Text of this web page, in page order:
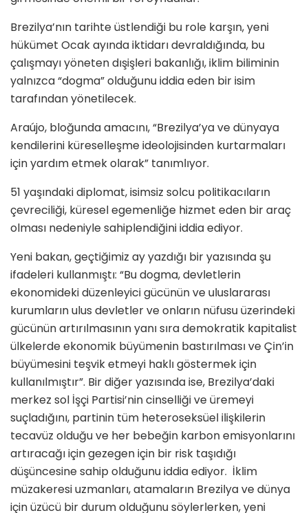
Brezilya’nın tarihte üstlendiği bu role karşın, yeni
hükümet Ocak ayında iktidarı devraldığında, bu
çalışmayı yöneten dışişleri bakanlığı, iklim biliminin
yalnızca “dogma” olduğunu iddia eden bir isim
tarafından yönetilecek.
Araújo, bloğunda amacını, “Brezilya’ya ve dünyaya
kendilerini küreselleşme ideolojisinden kurtarmaları
için yardım etmek olarak” tanımlıyor.
51 yaşındaki diplomat, isimsiz solcu politikacıların
çevreciliği, küresel egemenliğe hizmet eden bir araç
olması nedeniyle sahiplendiğini iddia ediyor.
Yeni bakan, geçtiğimiz ay yazdığı bir yazısında şu
ifadeleri kullanmıştı: “Bu dogma, devletlerin
ekonomideki düzenleyici gücünün ve uluslararası
kurumların ulus devletler ve onların nüfusu üzerindeki
gücünün artırılmasının yanı sıra demokratik kapitalist
ülkelerde ekonomik büyümenin bastırılması ve Çin’in
büyümesini teşvik etmeyi haklı göstermek için
kullanılmıştır”. Bir diğer yazısında ise, Brezilya’daki
merkez sol İşçi Partisi’nin cinselliği ve üremeyi
suçladığını, partinin tüm heteroseksüel ilişkilerin
tecavüz olduğu ve her bebeğin karbon emisyonlarını
artıracağı için gezegen için bir risk taşıdığı
düşüncesine sahip olduğunu iddia ediyor. İklim
müzakeresi uzmanları, atamaların Brezilya ve dünya
için üzücü bir durum olduğunu söylerlerken, yeni